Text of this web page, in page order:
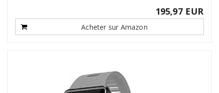
195,97 EUR
Acheter sur Amazon